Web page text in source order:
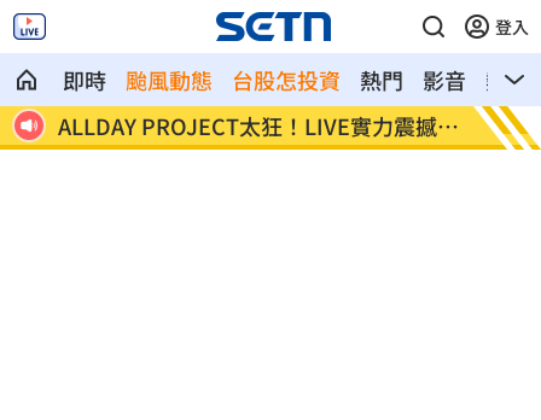
登入
即時 颱風動態 台股怎投資 熱門 影音
熱搜
全 顧立雄視導第三作戰區 慰勉參演官兵辛
勞
放雙